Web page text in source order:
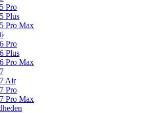
Pro
Plus
Pro Max
Pro
Plus
Pro Max
Air
Pro
Pro Max